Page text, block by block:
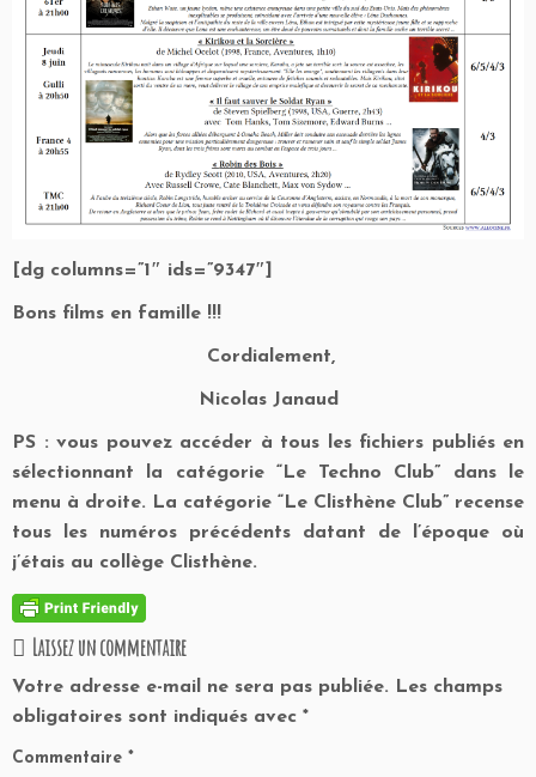
[dg columns=”1″ ids=”9347″]
Bons films en famille !!!
Cordialement,
Nicolas Janaud
PS : vous pouvez accéder à tous les fichiers publiés en
sélectionnant la catégorie “Le Techno Club” dans le
menu à droite. La catégorie “Le Clisthène Club” recense
tous les numéros précédents datant de l’époque où
j’étais au collège Clisthène.
Laissez un commentaire
Votre adresse e-mail ne sera pas publiée.
Les champs
obligatoires sont indiqués avec *
Commentaire *